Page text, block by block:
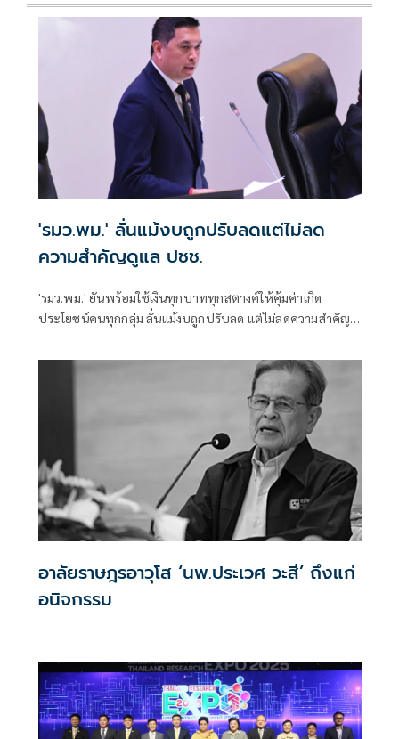
'รมว.พม.' ลั่นแม้งบถูกปรับลดแต่ไม่ลด
ความสำคัญดูแล ปชช.
'รมว.พม.' ยันพร้อมใช้เงินทุกบาททุกสตางค์ให้คุ้มค่าเกิด
ประโยชน์คนทุกกลุ่ม ลั่นแม้งบถูกปรับลด แต่ไม่ลดความสำคัญ
Design ยกระดับคุณภาพชีวิตคนพิการ
อาลัยราษฎรอาวุโส ‘นพ.ประเวศ วะสี’ ถึงแก่
อนิจกรรม